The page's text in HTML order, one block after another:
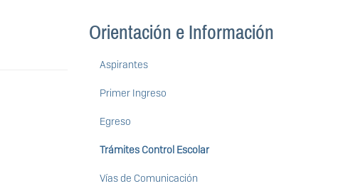
Orientación e Información
Aspirantes
Primer Ingreso
Egreso
Trámites Control Escolar
Vías de Comunicación